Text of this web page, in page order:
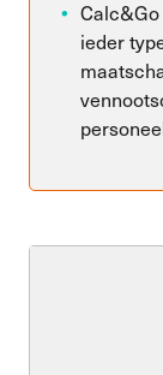
ieder